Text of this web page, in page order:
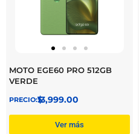
MOTO EGE60 PRO 512GB
VERDE
$
13,999.00
Ver más